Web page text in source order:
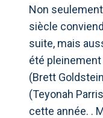
Non
siècle
suite, mais
été
(Brett
(Teyonah
cette année. .